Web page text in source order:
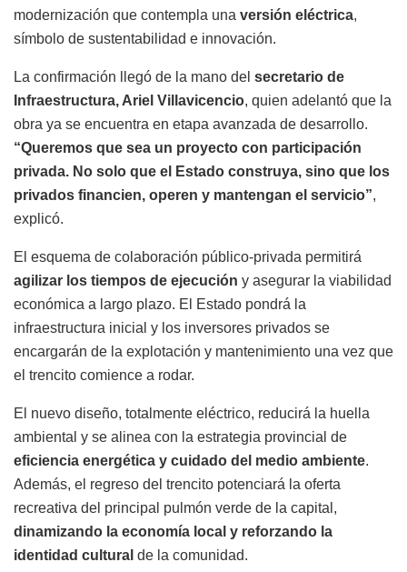
modernización que contempla una versión eléctrica,
símbolo de sustentabilidad e innovación.
La confirmación llegó de la mano del secretario de
Infraestructura, Ariel Villavicencio, quien adelantó que la
obra ya se encuentra en etapa avanzada de desarrollo.
“Queremos que sea un proyecto con participación
privada. No solo que el Estado construya, sino que los
privados financien, operen y mantengan el servicio”,
explicó.
El esquema de colaboración público-privada permitirá
agilizar los tiempos de ejecución y asegurar la viabilidad
económica a largo plazo. El Estado pondrá la
infraestructura inicial y los inversores privados se
encargarán de la explotación y mantenimiento una vez que
el trencito comience a rodar.
El nuevo diseño, totalmente eléctrico, reducirá la huella
ambiental y se alinea con la estrategia provincial de
eficiencia energética y cuidado del medio ambiente.
Además, el regreso del trencito potenciará la oferta
recreativa del principal pulmón verde de la capital,
dinamizando la economía local y reforzando la
identidad cultural de la comunidad.